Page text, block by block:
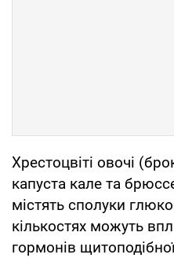
Хрестоцвіті овочі
капуста кале та
містять сполуки
кількостях можуть
гормонів